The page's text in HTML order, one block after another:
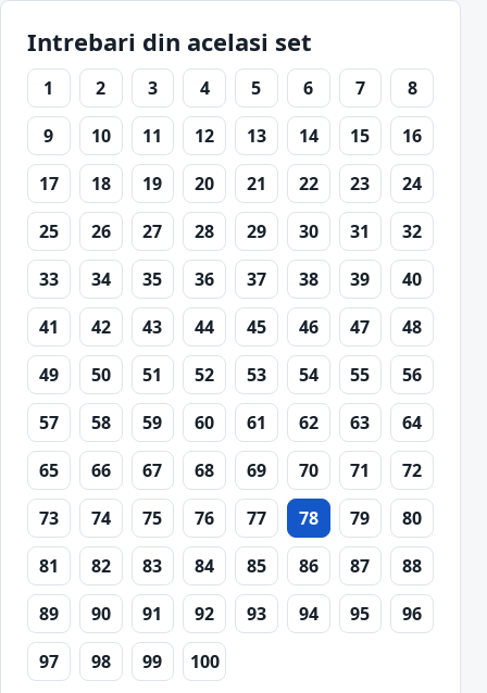
Intrebari din acelasi set
1 2 3 4 5 6 7
8
9
10 11 12 13 14 15
16
17
18 19 20 21 22 23
24
25
26 27 28 29 30 31
32
33
34 35 36 37 38 39
40
41
42 43 44 45 46 47
48
49
50 51 52 53 54 55
56
57
58 59 60 61 62 63
64
65
66 67 68 69 70 71
72
73
74 75 76 77 78 79
80
81
82 83 84 85 86 87
88
89
90 91 92 93 94 95
96
97
98 99 100